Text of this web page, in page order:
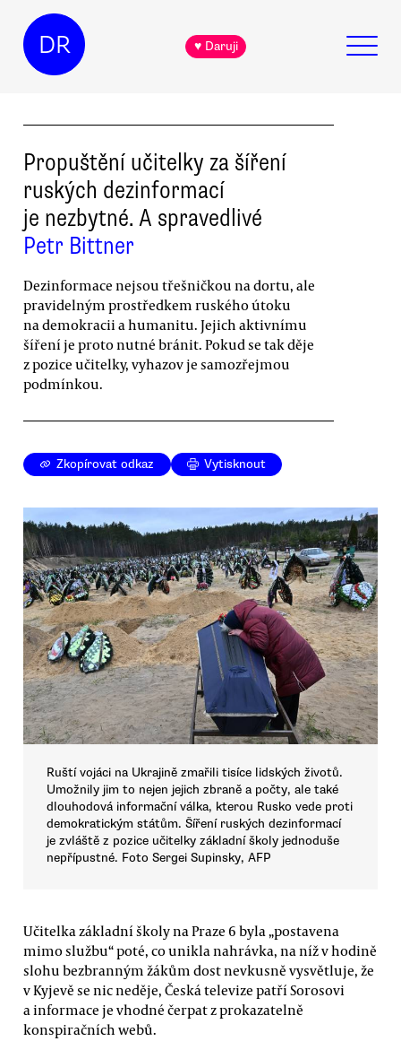
DR ♥ Daruji
Propuštění učitelky za šíření
ruských dezinformací
je nezbytné. A spravedlivé
Petr Bittner
Dezinformace nejsou třešničkou na dortu, ale
pravidelným prostředkem ruského útoku
na demokracii a humanitu. Jejich aktivnímu
šíření je proto nutné bránit. Pokud se tak děje
z pozice učitelky, vyhazov je samozřejmou
podmínkou.
Zkopírovat odkaz Vytisknout
Ruští vojáci na Ukrajině zmařili tisíce lidských životů.
Umožnily jim to nejen jejich zbraně a počty, ale také
dlouhodová informační válka, kterou Rusko vede proti
demokratickým státům. Šíření ruských dezinformací
je zvláště z pozice učitelky základní školy jednoduše
nepřípustné. Foto Sergei Supinsky, AFP
Učitelka základní školy na Praze 6 byla „postavena
mimo službu“ poté, co unikla nahrávka, na níž v hodině
slohu bezbranným žákům dost nevkusně vysvětluje, že
v Kyjevě se nic neděje, Česká televize patří Sorosovi
a informace je vhodné čerpat z prokazatelně
konspiračních webů.